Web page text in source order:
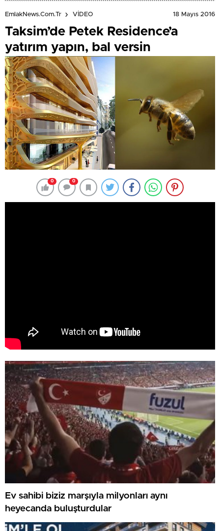
EmlakNews.com.tr VİDEO 18 Mayıs 2016
Taksim’de Petek Residence’a
yatırım yapın, bal versin
0 0
Ev sahibi biziz marşıyla milyonları aynı
heyecanda buluşturdular